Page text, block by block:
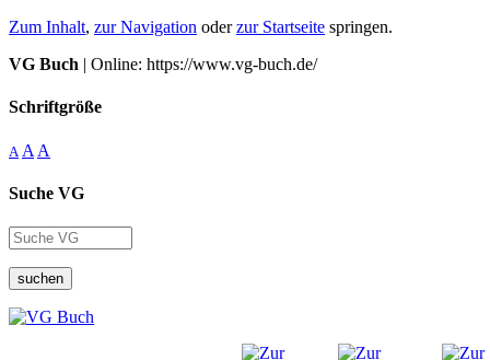
Zum Inhalt, zur Navigation oderzur Startseite springen.
VG Buch | Online: https://www.vg-buch.de/
Schriftgröße
A A A
Suche VG
suchen